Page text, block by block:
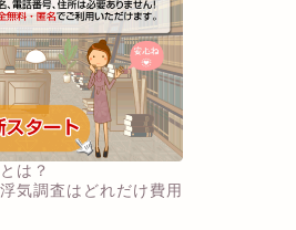
は？
気調査はどれだけ費用